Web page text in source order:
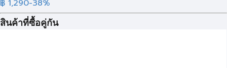
฿ 1,290-38%
สินค้าที่ซื้อคู่กัน